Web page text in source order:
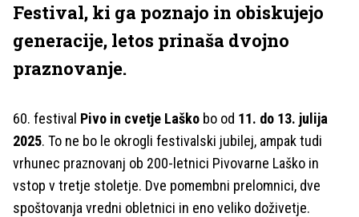
Festival, ki ga poznajo in obiskujejo
generacije, letos prinaša dvojno
praznovanje.
60. festival Pivo in cvetje Laško bo od 11. do 13. julija
2025. To ne bo le okrogli festivalski jubilej, ampak tudi
vrhunec praznovanj ob 200-letnici Pivovarne Laško in
vstop v tretje stoletje. Dve pomembni prelomnici, dve
spoštovanja vredni obletnici in eno veliko doživetje.